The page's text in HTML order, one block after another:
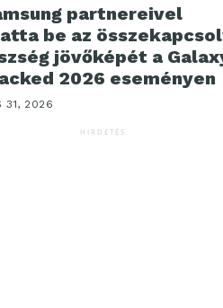
partnereivel
be az
jövőképét a
2026 eseményen
31, 2026
HIRDETÉS